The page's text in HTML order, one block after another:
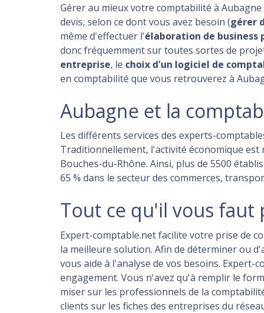
Gérer au mieux votre comptabilité à
devis, selon ce dont vous avez besoin (gérer
même d'effectuer l'élaboration de business
donc fréquemment sur toutes sortes de
entreprise, le choix d'un logiciel de
en comptabilité que vous retrouverez à
Aubagne et la
Les différents services des experts-
Traditionnellement, l'activité économique
Bouches-du-Rhône. Ainsi, plus de 5500
65 % dans le secteur des commerces,
Tout ce qu'il vous faut
Expert-comptable.net facilite votre prise de
la meilleure solution. Afin de déterminer ou
vous aide à l'analyse de vos besoins.
engagement. Vous n'avez qu'à remplir le
miser sur les professionnels de la
clients sur les fiches des entreprises du